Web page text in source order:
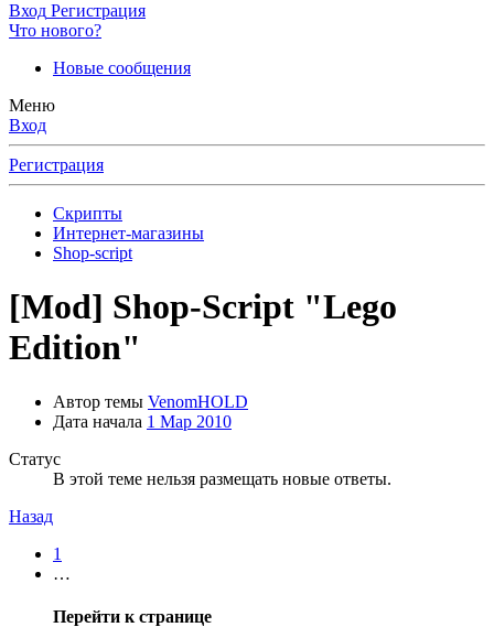
Вход Регистрация
Что нового?
Новые сообщения
Меню
Вход
Регистрация
Скрипты
Интернет-магазины
Shop-script
[Mod] Shop-Script "Lego
Edition"
Автор темы VenomHOLD
Дата начала 1 Мар 2010
Статус
В этой теме нельзя размещать новые ответы.
Назад
1
…
Перейти к странице